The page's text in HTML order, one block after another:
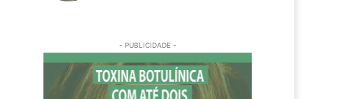
- PUBLICIDADE -